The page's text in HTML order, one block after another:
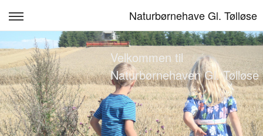
Naturbørnehave Gl. Tølløse
Om Naturbørnehaven
Pædagogisk læreplan
Opskrivning
Kontakt
Velkommen til
Naturbørnehaven Gl. Tølløse